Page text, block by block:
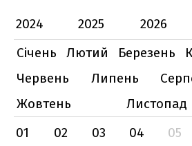
2024
2025
2026
Січень
Лютий Березень
Червень
Липень
Жовтень
Листопад
01
02 03 04 05